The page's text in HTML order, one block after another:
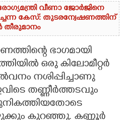
വീണാ ജോർജിനെ
കേസ്: തുടരന്വേഷണത്തിന്
തീരുമാനം
ഭാഗമായി
ഒരു കിലോമീറ്റർ
നശിപ്പിച്ചാണു
തണ്ണീർത്തടവും
കുറഞ്ഞു. കണ്ണൂർ